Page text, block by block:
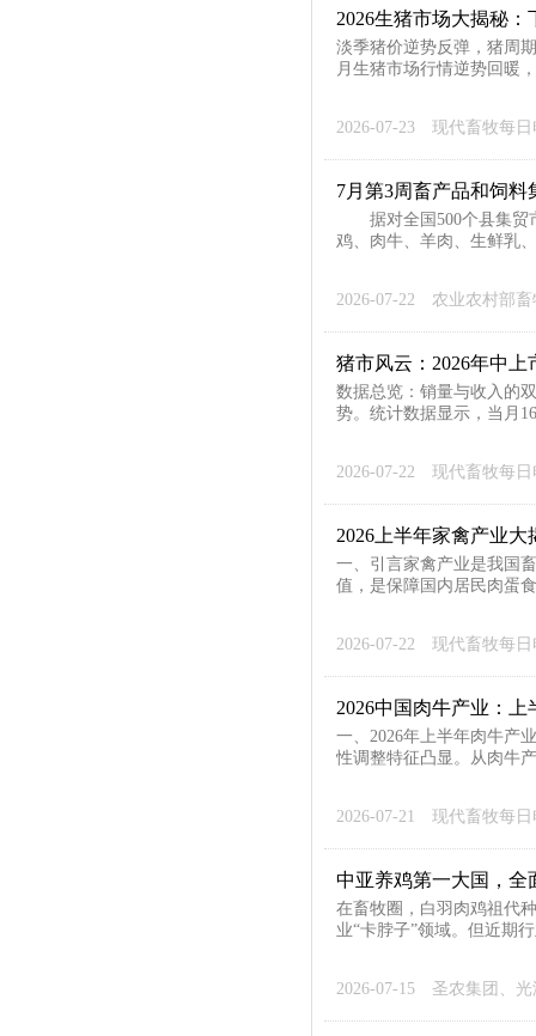
2026生猪市场大揭秘
淡季猪价逆势反弹，猪周
月生猪市场行情逆势回暖
2026-07-23 现代畜牧每日
7月第3周畜产品和饲料
据对全国500个县集贸市
鸡、肉牛、羊肉、生鲜乳
2026-07-22 农业农村部
猪市风云：2026年中
数据总览：销量与收入的
势。统计数据显示，当月
2026-07-22 现代畜牧每日
2026上半年家禽产业
一、引言家禽产业是我国
值，是保障国内居民肉蛋
2026-07-22 现代畜牧每日
2026中国肉牛产业：
一、2026年上半年肉牛产
性调整特征凸显。从肉牛
2026-07-21 现代畜牧每日
中亚养鸡第一大国，全
在畜牧圈，白羽肉鸡祖代
业“卡脖子”领域。但近期
2026-07-15 圣农集团、